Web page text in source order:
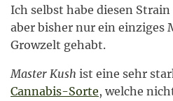
Ich selbst habe diesen
aber bisher nur ein einziges
Growzelt gehabt.
Master Kush ist eine sehr
Cannabis-Sorte, welche